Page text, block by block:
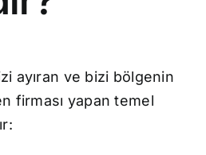
ayıran ve bizi bölgenin
firması yapan temel